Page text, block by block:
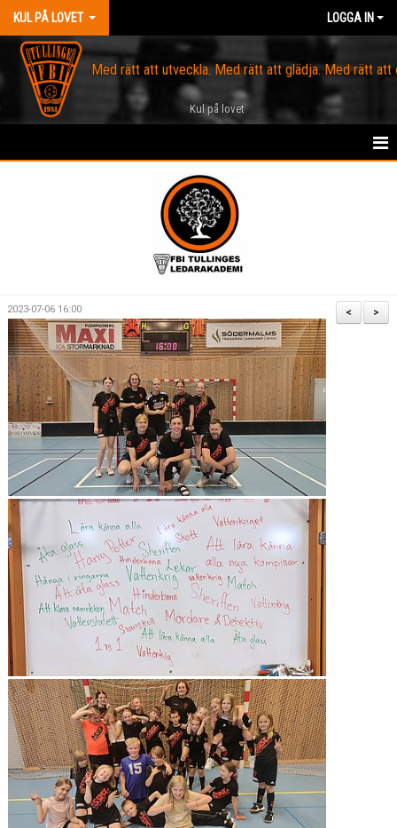
KUL PÅ LOVET LOGGA IN
Med rätt att utveckla. Med rätt att glädja. Med rätt att
Kul på lovet
SCHEMA
HITTA HALLARNA
TIDIGARE UPPLAGOR AV KUL I SOMMAR
NYHETER
DOKUMENT
>
<
2023-07-06 16:00